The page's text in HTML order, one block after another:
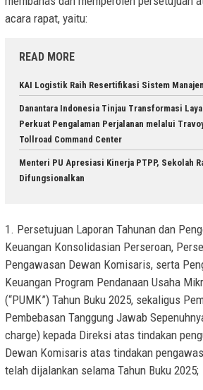
acara rapat, yaitu:
READ MORE
KAI Logistik Raih Resertifikasi Sistem
Danantara Indonesia Tinjau Transformasi
Perkuat Pengalaman Perjalanan melalui
Tollroad Command Center
Menteri PU Apresiasi Kinerja PTPP, Sekolah
Difungsionalkan
1. Persetujuan Laporan Tahunan dan
Keuangan Konsolidasian Perseroan,
Pengawasan Dewan Komisaris, serta
Keuangan Program Pendanaan Usaha
(“PUMK”) Tahun Buku 2025, sekaligus
Pembebasan Tanggung Jawab
charge) kepada Direksi atas tindakan
Dewan Komisaris atas tindakan
telah dijalankan selama Tahun Buku 2025;